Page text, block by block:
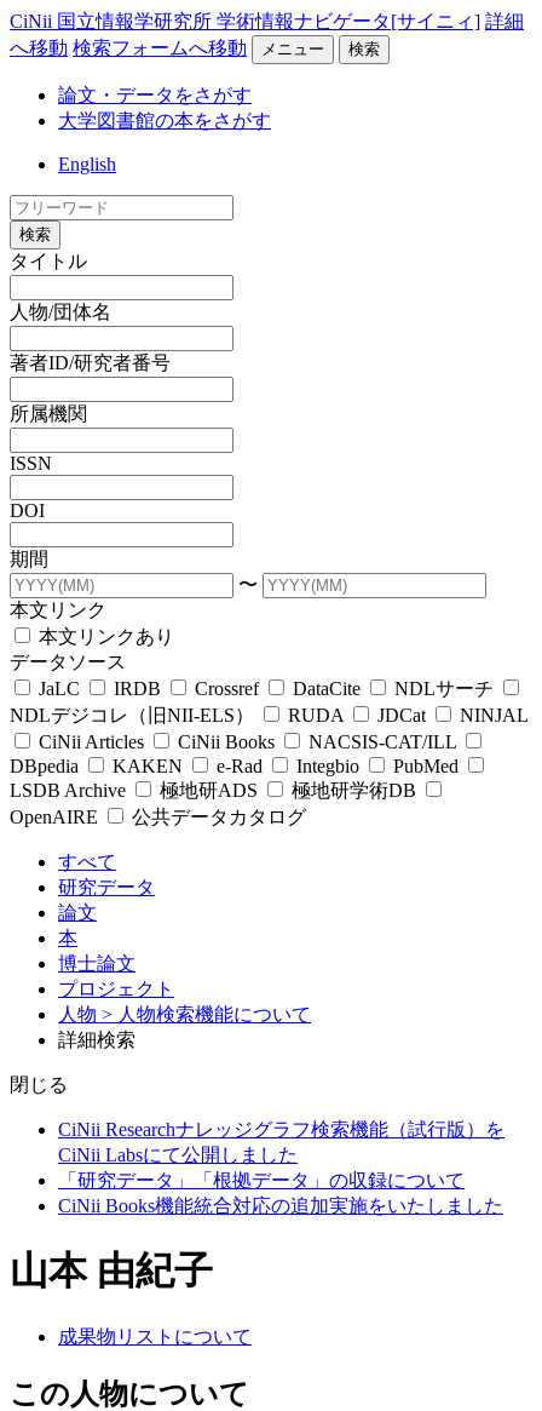
CiNii 国立情報学研究所 学術情報ナビゲータ[サイニィ] 詳細
へ移動 検索フォームへ移動 メニュー 検索
論文・データをさがす
大学図書館の本をさがす
English
検索
タイトル
人物/団体名
著者ID/研究者番号
所属機関
ISSN
DOI
期間
〜
本文リンク
本文リンクあり
データソース
JaLC
IRDB Crossref DataCite
NDLサーチ
NDLデジコレ（旧NII-ELS）
RUDA JDCat
NINJAL
CiNii Articles
CiNii Books
NACSIS-CAT/ILL
DBpedia
KAKEN e-Rad Integbio
PubMed
LSDB Archive
極地研ADS
極地研学術DB
OpenAIRE
公共データカタログ
すべて
研究データ
論文
本
博士論文
プロジェクト
人物 > 人物検索機能について
詳細検索
閉じる
CiNii Researchナレッジグラフ検索機能（試行版）を
CiNii Labsにて公開しました
「研究データ」「根拠データ」の収録について
CiNii Books機能統合対応の追加実施をいたしました
山本 由紀子
成果物リストについて
この人物について